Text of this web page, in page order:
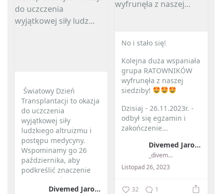
No i stało się! ️
Kolejna duża wspaniała
grupa RATOWNIKÓW
wyfrunęła z naszej
siedziby!
Dzisiaj - 26.11.2023r. -
odbył się egzamin i
zakończenie...
Divemed Jarosław Przybylski
_divemed_
Listopad 26, 2023
32 1
️ Światowy Dzień
Transplantacji to okazja
do uczczenia
wyjątkowej siły
ludzkiego altruizmu i
postępu medycyny. ️
Wspominamy go 26
października, aby
podkreślić znaczenie
przeszczepów...
Divemed Jarosław Przybylski